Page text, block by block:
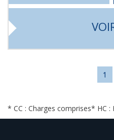
1
* CC : Charges comprises* HC :